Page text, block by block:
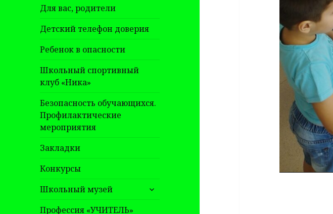
Для вас, родители
Детский телефон доверия
Ребенок в опасности
Школьный спортивный
клуб «Ника»
Безопасность обучающихся.
Профилактические
мероприятия
Закладки
Конкурсы
Школьный музей
раскрыть
дочернее
Профессия «УЧИТЕЛЬ»